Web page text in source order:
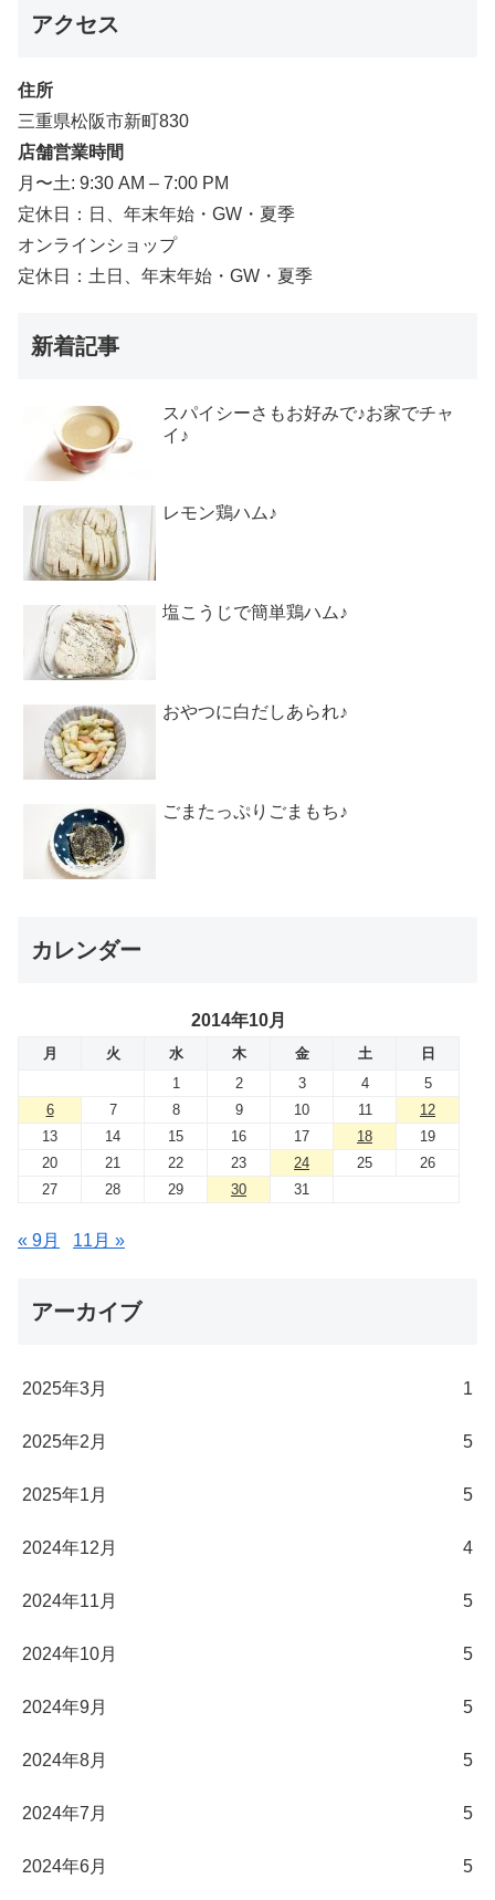
アクセス
住所
三重県松阪市新町830
店舗営業時間
月〜土: 9:30 AM – 7:00 PM
定休日：日、年末年始・GW・夏季
オンラインショップ
定休日：土日、年末年始・GW・夏季
新着記事
スパイシーさもお好みで♪お家でチャ
イ♪
レモン鶏ハム♪
塩こうじで簡単鶏ハム♪
おやつに白だしあられ♪
ごまたっぷりごまもち♪
カレンダー
2014年10月
月 火 水 木 金 土
日
1
2 3 4
5
6
7 8 9 10 11
12
13
14 15 16 17 18
19
20
21 22 23 24 25
26
27
28 29 30 31
« 9月 11月 »
アーカイブ
2025年3月 1
2025年2月 5
2025年1月 5
2024年12月 4
2024年11月 5
2024年10月 5
2024年9月 5
2024年8月 5
2024年7月 5
2024年6月 5